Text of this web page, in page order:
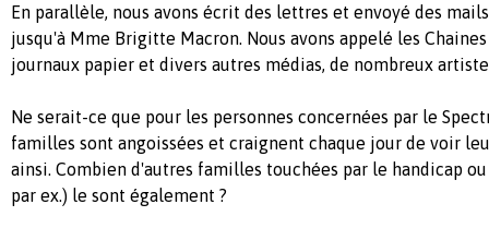
En parallèle, nous avons écrit des lettres et envoyé des
jusqu'à Mme Brigitte Macron. Nous avons appelé les
journaux papier et divers autres médias, de nombreux
Ne serait-ce que pour les personnes concernées par le
familles sont angoissées et craignent chaque jour de voir
ainsi. Combien d'autres familles touchées par le handicap
par ex.) le sont également ?